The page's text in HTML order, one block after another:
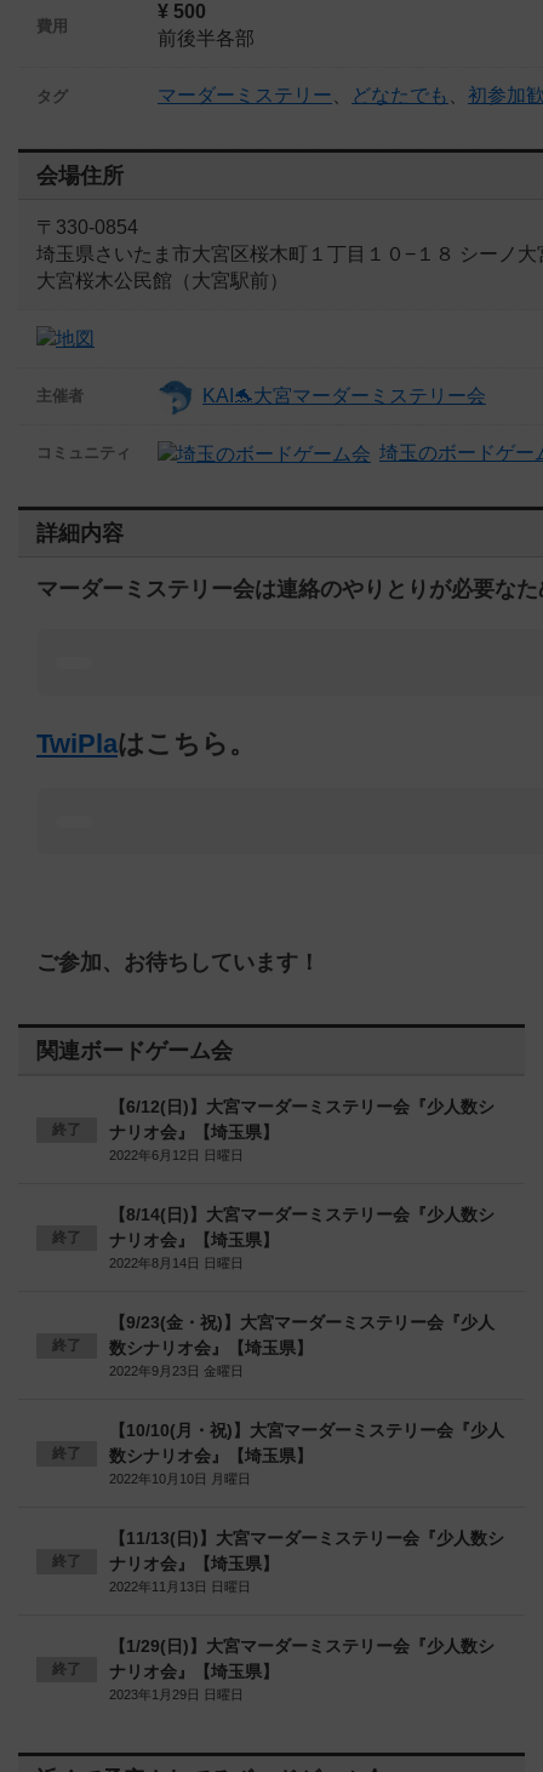
費用
¥ 500
前後半各部
タグ マーダーミステリー どなたでも 初参加
会場住所
〒330-0854
埼玉県さいたま市大宮区桜木町１丁目１０−１８ シーノ
大宮桜木公民館（大宮駅前）
主催者 KAI🐬大宮マーダーミステリー会
コミュニティ 埼玉のボードゲー
詳細内容
マーダーミステリー会は連絡のやりとりが必要な
TwiPlaはこちら。
ご参加、お待ちしています！
関連ボードゲーム会
終了
【6/12(日)】大宮マーダーミステリー会『少人数シ
ナリオ会』【埼玉県】
2022年6月12日 日曜日
終了
【8/14(日)】大宮マーダーミステリー会『少人数シ
ナリオ会』【埼玉県】
2022年8月14日 日曜日
終了
【9/23(金・祝)】大宮マーダーミステリー会『少人
数シナリオ会』【埼玉県】
2022年9月23日 金曜日
終了
【10/10(月・祝)】大宮マーダーミステリー会『少人
数シナリオ会』【埼玉県】
2022年10月10日 月曜日
終了
【11/13(日)】大宮マーダーミステリー会『少人数シ
ナリオ会』【埼玉県】
2022年11月13日 日曜日
終了
【1/29(日)】大宮マーダーミステリー会『少人数シ
ナリオ会』【埼玉県】
2023年1月29日 日曜日